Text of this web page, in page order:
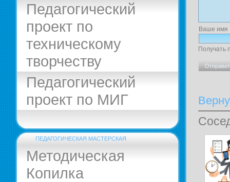
Педагогический
проект по
техническому
творчеству
Педагогический
проект по МИГ
ПЕДАГОГИЧЕСКАЯ МАСТЕРСКАЯ
Методическая
Копилка
Ваше имя
Получать